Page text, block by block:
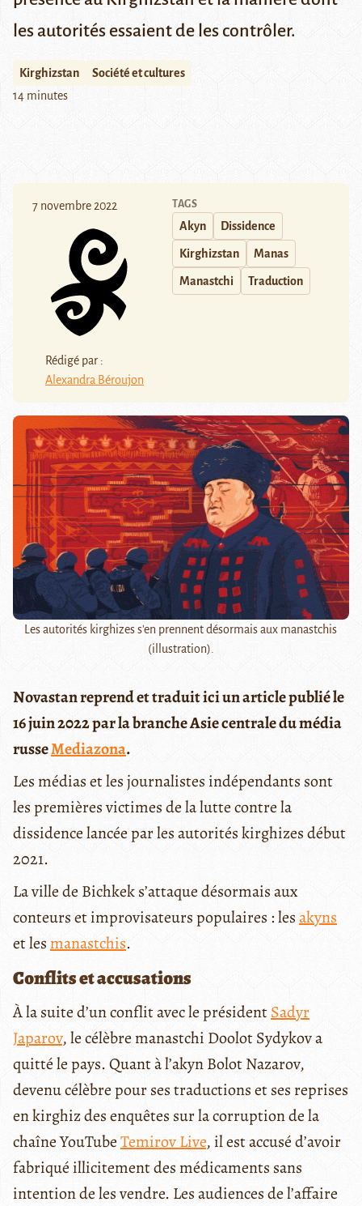
les autorités essaient de les contrôler.
Kirghizstan
Société et cultures
14 minutes
7 novembre 2022
Rédigé par :
Alexandra Béroujon
TAGS
Akyn Dissidence
Kirghizstan Manas
Manastchi Traduction
Les autorités kirghizes s'en prennent désormais aux manastchis
(illustration).
Novastan reprend et traduit ici un article publié le
16 juin 2022 par la branche Asie centrale du média
russeMediazona.
Les médias et les journalistes indépendants sont
les premières victimes de la lutte contre la
dissidence lancée par les autorités kirghizes début
2021.
La ville de Bichkek s’attaque désormais aux
conteurs et improvisateurs populaires : lesakyns
et lesmanastchis.
Conflits et accusations
À la suite d’un conflit avec le présidentSadyr
Japarov, le célèbre manastchi Doolot Sydykov a
quitté le pays. Quant à l’akyn Bolot Nazarov,
devenu célèbre pour ses traductions et ses reprises
en kirghiz des enquêtes sur la corruption de la
chaîne YouTubeTemirov Live, il est accusé d’avoir
fabriqué illicitement des médicaments sans
intention de les vendre. Les audiences de l’affaire